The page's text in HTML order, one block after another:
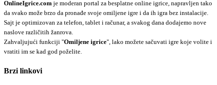
OnlineIgrice.com je moderan portal za besplatne online igrice, napravljen tako
da svako može brzo da pronađe svoje omiljene igre i da ih igra bez instalacije.
Sajt je optimizovan za telefon, tablet i računar, a svakog dana dodajemo nove
naslove različitih žanrova.
Zahvaljujući funkciji "Omiljene igrice", lako možete sačuvati igre koje volite i
vratiti im se kad god poželite.
Brzi linkovi